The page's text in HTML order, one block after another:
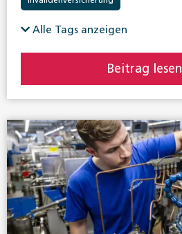
Alle Tags anzeigen
Beitrag lesen